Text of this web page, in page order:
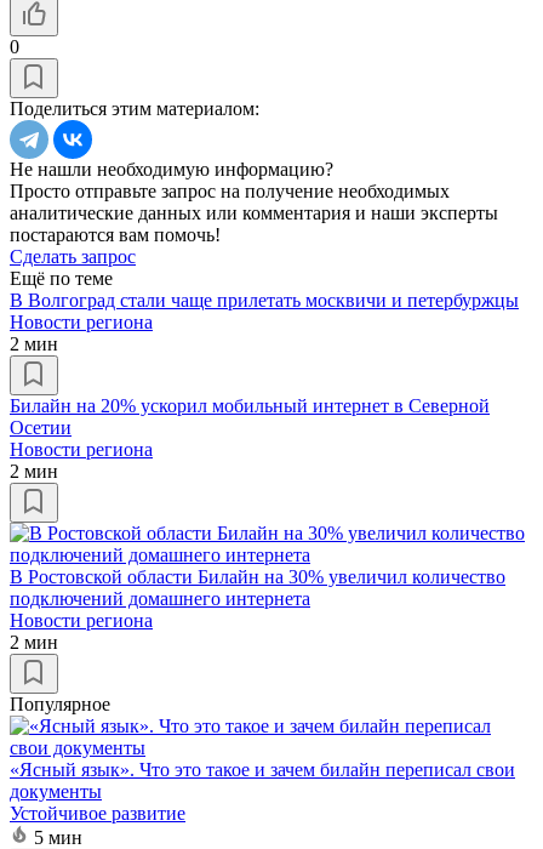
0
Поделиться этим материалом:
Не нашли необходимую информацию?
Просто отправьте запрос на получение необходимых
аналитические данных или комментария и наши эксперты
постараются вам помочь!
Сделать запрос
Ещё по теме
В Волгоград стали чаще прилетать москвичи и петербуржцы
Новости региона
2 мин
Билайн на 20% ускорил мобильный интернет в Северной
Осетии
Новости региона
2 мин
В Ростовской области Билайн на 30% увеличил количество
подключений домашнего интернета
Новости региона
2 мин
Популярное
«Ясный язык». Что это такое и зачем билайн переписал свои
документы
Устойчивое развитие
5 мин